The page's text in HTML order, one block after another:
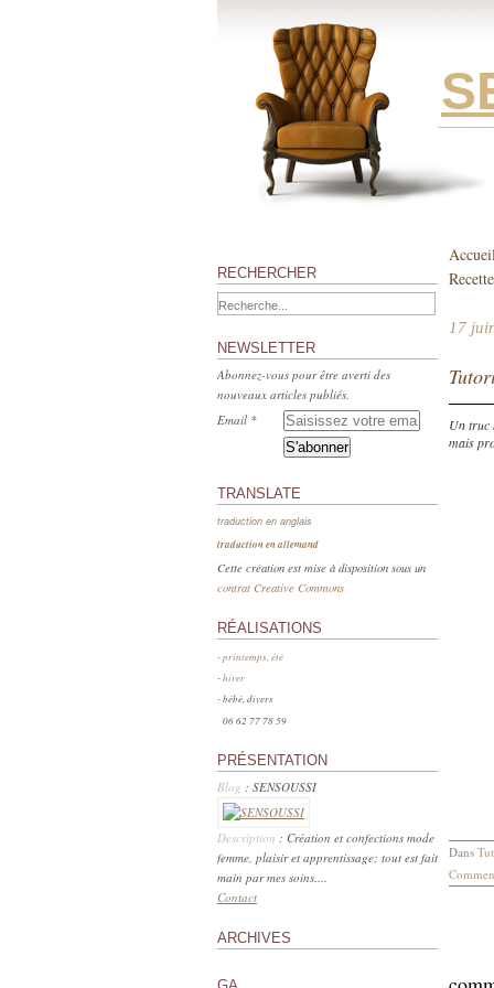
RECHERCHER
NEWSLETTER
Abonnez-vous pour être averti des
nouveaux articles publiés.
Email
TRANSLATE
traduction en anglais
traduction en allemand
Cette création est mise à disposition sous un
contrat Creative Commons
RÉALISATIONS
-printemps, été
-hiver
- bébé, divers
06 62 77 78 59
PRÉSENTATION
Blog : SENSOUSSI
Description : Création et confections mode
femme, plaisir et apprentissage; tout est fait
main par mes soins....
Contact
ARCHIVES
17
Un truc
mais
Dans